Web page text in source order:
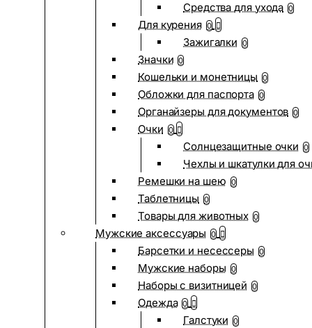
Средства для ухода 0
Для курения 0
Зажигалки 0
Значки 0
Кошельки и монетницы 0
Обложки для паспорта 0
Органайзеры для документов 0
Очки 0
Солнцезащитные очки 0
Чехлы и шкатулки для
Ремешки на шею 0
Таблетницы 0
Товары для животных 0
Мужские аксессуары 0
Барсетки и несессеры 0
Мужские наборы 0
Наборы с визитницей 0
Одежда 0
Галстуки 0